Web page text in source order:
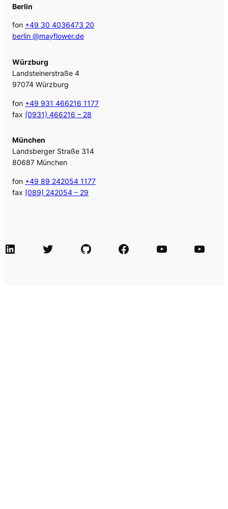
Berlin
fon +49 30 4036473 20
berlin @mayflower.de
Würzburg
Landsteinerstraße 4
97074 Würzburg
fon +49 931 466216 1177
fax (0931) 466216 – 28
München
Landsberger Straße 314
80687 München
fon +49 89 242054 1177
fax (089) 242054 – 29
LinkedIn Twitter GitHub Facebook Agile Videos Tech-Videos